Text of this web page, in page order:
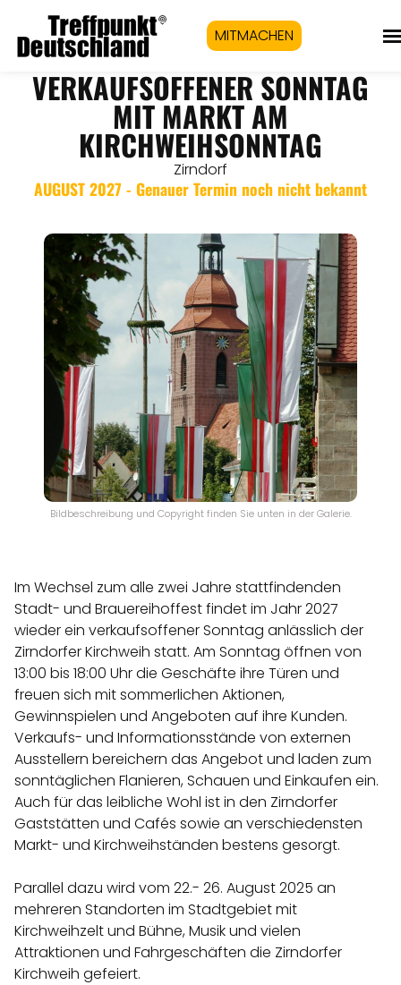
MITMACHEN
VERKAUFSOFFENER SONNTAG
MIT MARKT AM
KIRCHWEIHSONNTAG
Zirndorf
AUGUST 2027 - Genauer Termin noch nicht bekannt
Bildbeschreibung und Copyright finden Sie unten in der Galerie.
Im Wechsel zum alle zwei Jahre stattfindenden
Stadt- und Brauereihoffest findet im Jahr 2027
wieder ein verkaufsoffener Sonntag anlässlich der
Zirndorfer Kirchweih statt. Am Sonntag öffnen von
13:00 bis 18:00 Uhr die Geschäfte ihre Türen und
freuen sich mit sommerlichen Aktionen,
Gewinnspielen und Angeboten auf ihre Kunden.
Verkaufs- und Informationsstände von externen
Ausstellern bereichern das Angebot und laden zum
sonntäglichen Flanieren, Schauen und Einkaufen ein.
Auch für das leibliche Wohl ist in den Zirndorfer
Gaststätten und Cafés sowie an verschiedensten
Markt- und Kirchweihständen bestens gesorgt.
Parallel dazu wird vom 22.- 26. August 2025 an
mehreren Standorten im Stadtgebiet mit
Kirchweihzelt und Bühne, Musik und vielen
Attraktionen und Fahrgeschäften die Zirndorfer
Kirchweih gefeiert.